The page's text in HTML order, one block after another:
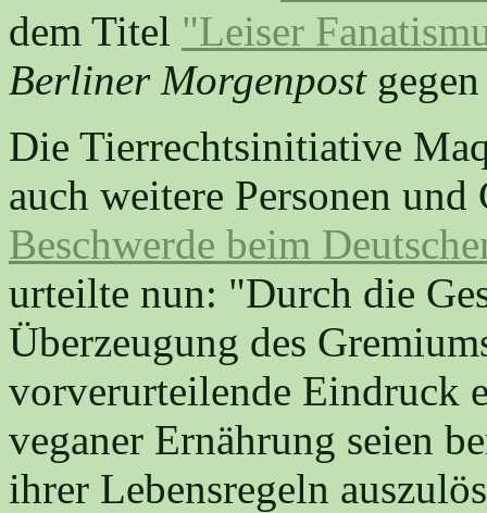
dem Titel "Leiser
Berliner Morgenpostgegen
Die Tierrechtsinitiative
auch weitere Personen
Beschwerde beim
urteilte nun: "Durch die
Überzeugung des
vorverurteilende Eindruck
veganer Ernährung seien
ihrer Lebensregeln